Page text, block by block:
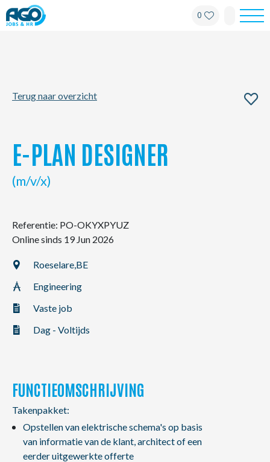
0
Contact
NL FR EN
Terug naar overzicht
E-PLAN DESIGNER
(m/v/x)
Referentie: PO-OKYXPYUZ
Online sinds 19 Jun 2026
Roeselare,BE
Engineering
Vaste job
Dag - Voltijds
FUNCTIEOMSCHRIJVING
Takenpakket:
Opstellen van elektrische schema's op basis
van informatie van de klant, architect of een
eerder uitgewerkte offerte